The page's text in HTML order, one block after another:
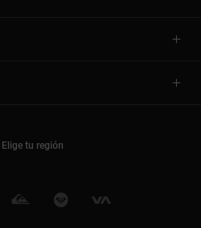
Elige tu región